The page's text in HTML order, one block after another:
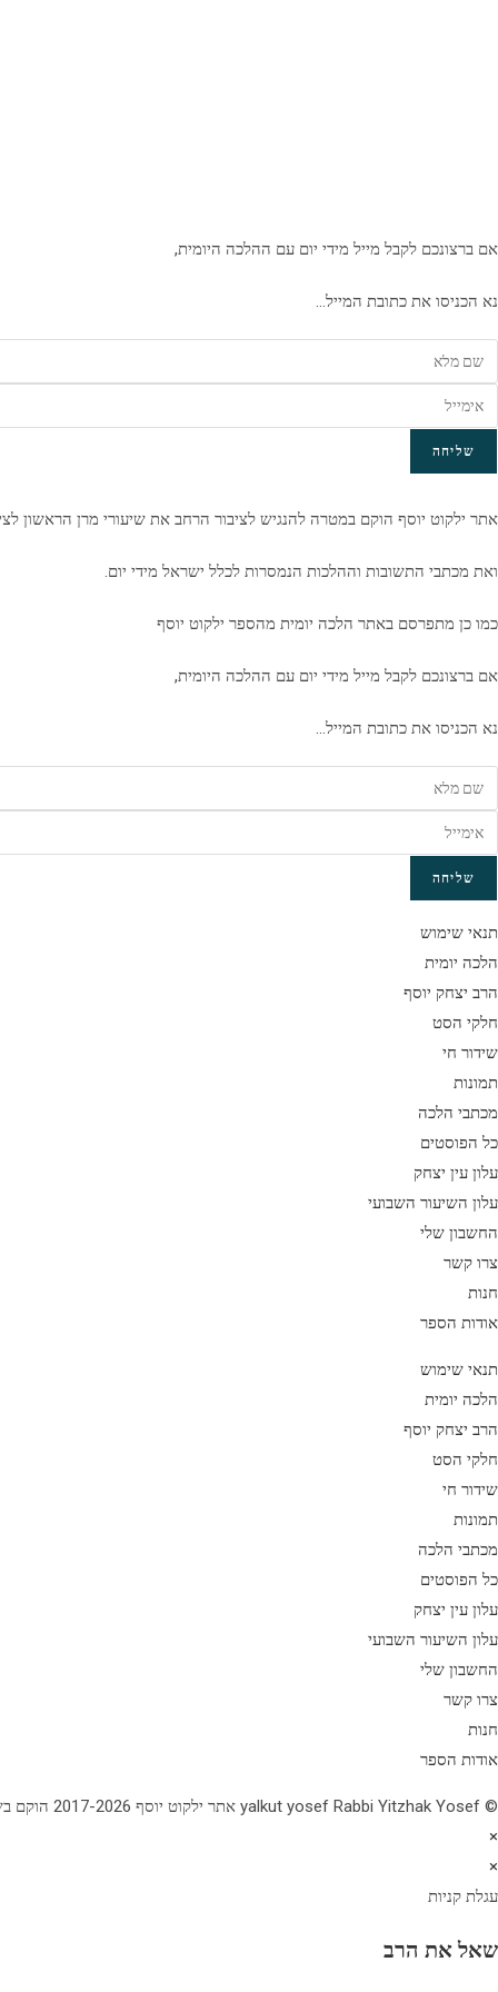
אם ברצונכם לקבל מייל מידי יום עם ההלכה היומית,
נא הכניסו את כתובת המייל…
שליחה
אתר ילקוט יוסף הוקם במטרה להנגיש לציבור הרחב את שיעורי מרן הראשון
ואת מכתבי התשובות וההלכות הנמסרות לכלל ישראל מידי יום.
כמו כן מתפרסם באתר הלכה יומית מהספר ילקוט יוסף
אם ברצונכם לקבל מייל מידי יום עם ההלכה היומית,
נא הכניסו את כתובת המייל…
שליחה
תנאי שימוש
הלכה יומית
הרב יצחק יוסף
חלקי הסט
שידור חי
תמונות
מכתבי הלכה
כל הפוסטים
עלון עין יצחק
עלון השיעור השבועי
החשבון שלי
צרו קשר
חנות
אודות הספר
תנאי שימוש
הלכה יומית
הרב יצחק יוסף
חלקי הסט
שידור חי
תמונות
מכתבי הלכה
כל הפוסטים
עלון עין יצחק
עלון השיעור השבועי
החשבון שלי
צרו קשר
חנות
אודות הספר
© yalkut yosef Rabbi Yitzhak Yosef אתר ילקוט יוסף 2017-2026 הוקם בשנת תשע"ז - באתר הלכה יומית • עלון עין יצחק • גלריה • ספרי מרן הראש"ל • השיעור השבועי 077-2249906
×
×
עגלת קניות
שאל את הרב